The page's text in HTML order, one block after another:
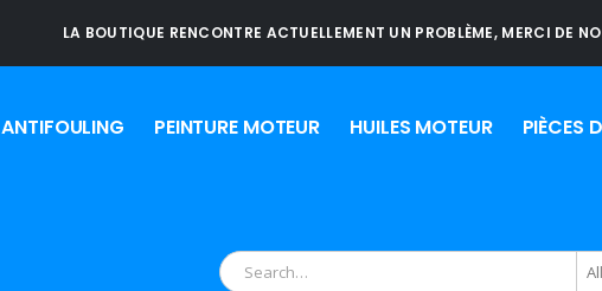
LA BOUTIQUE RENCONTRE ACTUELLEMENT UN PROBLÈME, MERCI DE
ANTIFOULING PEINTURE MOTEUR HUILES MOTEUR PIÈCES